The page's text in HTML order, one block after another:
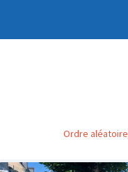
Ordre aléatoire